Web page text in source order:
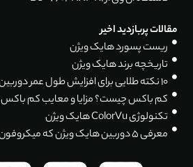
مقالات پربازدید اخیر
ریست پسورد هایک ویژن
تاریخچه برند هایک ویژن
۱۰ نکته طلایی برای افزایش طول عمر دوربین هایک ویژن
کم باکس چیست؟ مزایا و معایب کم باکس
تکنولوژی ColorVu هایک ویژن
معرفی 5 دوربین هایک ویژن که میکروفون دارند!